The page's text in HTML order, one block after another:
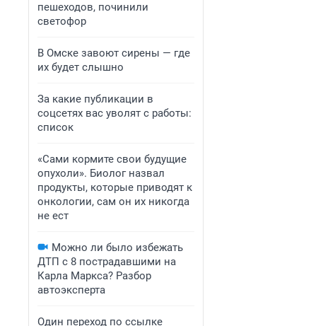
пешеходов, починили
светофор
В Омске завоют сирены — где
их будет слышно
За какие публикации в
соцсетях вас уволят с работы:
список
«Сами кормите свои будущие
опухоли». Биолог назвал
продукты, которые приводят к
онкологии, сам он их никогда
не ест
Можно ли было избежать
ДТП с 8 пострадавшими на
Карла Маркса? Разбор
автоэксперта
Один переход по ссылке